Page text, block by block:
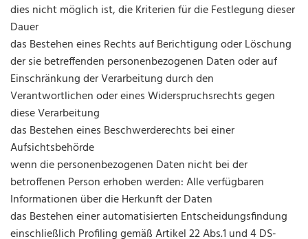
dies nicht möglich ist, die Kriterien für die Festlegung dieser
Dauer
das Bestehen eines Rechts auf Berichtigung oder Löschung
der sie betreffenden personenbezogenen Daten oder auf
Einschränkung der Verarbeitung durch den
Verantwortlichen oder eines Widerspruchsrechts gegen
diese Verarbeitung
das Bestehen eines Beschwerderechts bei einer
Aufsichtsbehörde
wenn die personenbezogenen Daten nicht bei der
betroffenen Person erhoben werden: Alle verfügbaren
Informationen über die Herkunft der Daten
das Bestehen einer automatisierten Entscheidungsfindung
einschließlich Profiling gemäß Artikel 22 Abs.1 und 4 DS-